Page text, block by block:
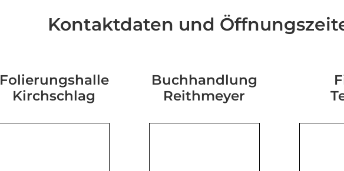
Kontaktdaten und
Folierungshalle
Kirchschlag
Buchhandlung
Reithmeyer